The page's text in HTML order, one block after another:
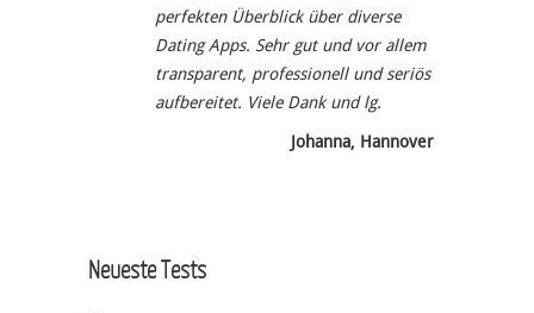
perfekten Überblick über diverse
Dating Apps. Sehr gut und vor allem
transparent, professionell und seriös
aufbereitet. Viele Dank und lg.
Johanna, Hannover
Neueste Tests